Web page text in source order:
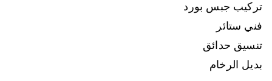
تركيب جبس بورد
فني ستائر
تنسيق حدائق
بديل الرخام